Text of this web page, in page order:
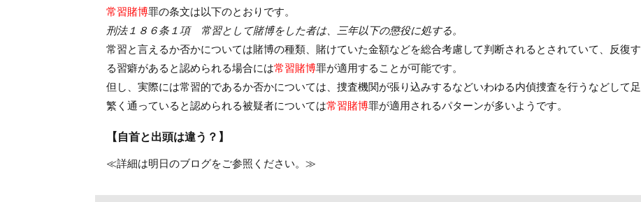
常習賭博罪の条文は以下のとおりです。
刑法１８６条１項 常習として賭博をした者は、三年以下の懲役に処する。
常習と言えるか否かについては賭博の種類、賭けていた金額などを総合考慮して判断されるとされていて、反復す
る習癖があると認められる場合には常習賭博罪が適用することが可能です。
但し、実際には常習的であるか否かについては、捜査機関が張り込みするなどいわゆる内偵捜査を行うなどして足
繁く通っていると認められる被疑者については常習賭博罪が適用されるパターンが多いようです。
【自首と出頭は違う？】
≪詳細は明日のブログをご参照ください。≫